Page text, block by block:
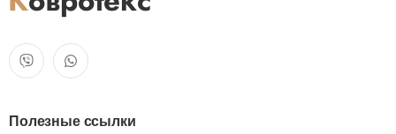
Полезные ссылки